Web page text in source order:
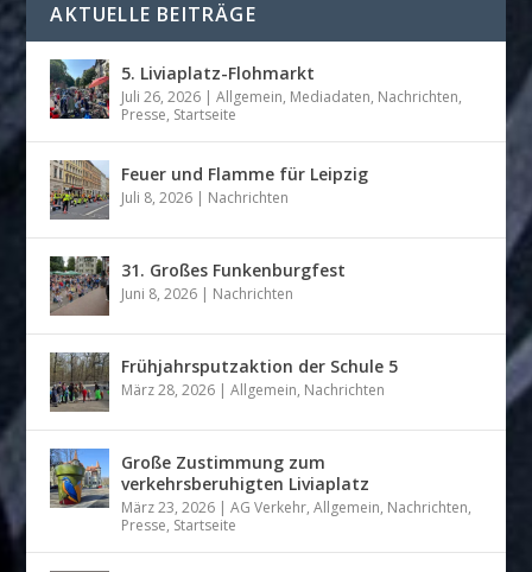
AKTUELLE BEITRÄGE
5. Liviaplatz-Flohmarkt
Juli 26, 2026 |Allgemein, Mediadaten, Nachrichten,
Presse, Startseite
Feuer und Flamme für Leipzig
Juli 8, 2026 Nachrichten
31. Großes Funkenburgfest
Juni 8, 2026 Nachrichten
Frühjahrsputzaktion der Schule 5
März 28, 2026 |Allgemein, Nachrichten
Große Zustimmung zum
verkehrsberuhigten Liviaplatz
März 23, 2026 |AG Verkehr,Allgemein, Nachrichten,
Presse, Startseite